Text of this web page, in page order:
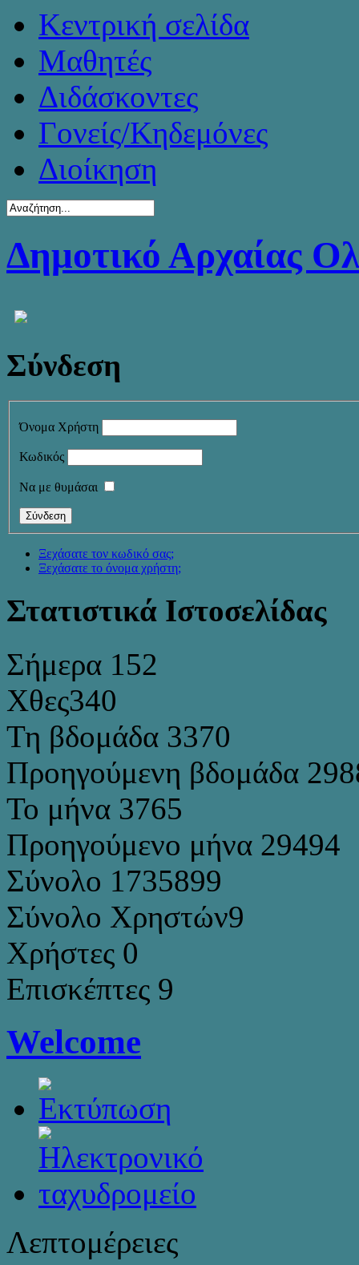
Κεντρική σελίδα
Μαθητές
Διδάσκοντες
Γονείς/Κηδεμόνες
Διοίκηση
Δημοτικό Αρχαίας
Σύνδεση
Όνομα Χρήστη
Κωδικός
Να με θυμάσαι
Ξεχάσατε τον κωδικό σας;
Ξεχάσατε το όνομα χρήστη;
Στατιστικά Ιστοσελίδας
Σήμερα 152
Χθες340
Τη βδομάδα 3370
Προηγούμενη βδομάδα
Το μήνα 3765
Προηγούμενο μήνα 29494
Σύνολο 1735899
Σύνολο Χρηστών9
Χρήστες 0
Επισκέπτες 9
Welcome
Λεπτομέρειες